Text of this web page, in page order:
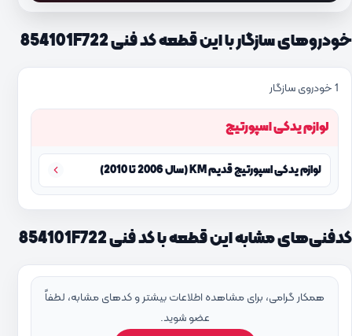
خودروهای سازگار با این قطعه کد فنی 854101F722
1 خودروی سازگار
لوازم یدکی اسپورتیج
لوازم یدکی اسپورتیج قدیم KM (سال 2006 تا 2010)
کدفنی‌های مشابه این قطعه با کد فنی 854101F722
همکار گرامی، برای مشاهده اطلاعات بیشتر و کدهای مشابه، لطفاً
عضو شوید.